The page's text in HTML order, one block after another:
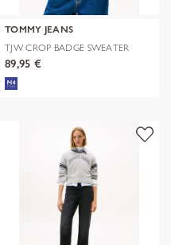
TOMMY JEANS
TJW CROP BADGE SWEATER
89,95 €